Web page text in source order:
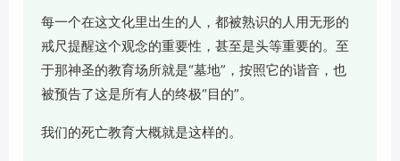
每一个在这文化里出生的人，都被熟识的人用无形的
戒尺提醒这个观念的重要性，甚至是头等重要的。至
于那神圣的教育场所就是“墓地”，按照它的谐音，也
被预告了这是所有人的终极“目的”。
我们的死亡教育大概就是这样的。